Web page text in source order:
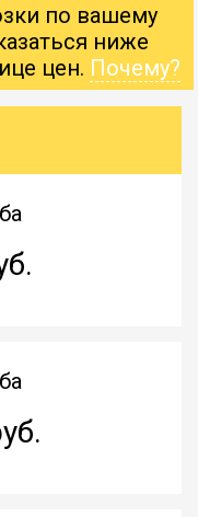
по вашему
ниже
цен. Почему?